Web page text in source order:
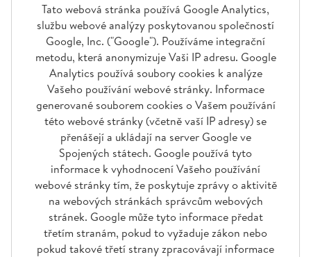
Tato webová stránka používá Google Analytics,
službu webové analýzy poskytovanou společností
Google, Inc. ("Google"). Používáme integrační
metodu, která anonymizuje Vaši IP adresu. Google
Analytics používá soubory cookies k analýze
Vašeho používání webové stránky. Informace
generované souborem cookies o Vašem používání
této webové stránky (včetně vaší IP adresy) se
přenášejí a ukládají na server Google ve
Spojených státech. Google používá tyto
informace k vyhodnocení Vašeho používání
webové stránky tím, že poskytuje zprávy o aktivitě
na webových stránkách správcům webových
stránek. Google může tyto informace předat
třetím stranám, pokud to vyžaduje zákon nebo
pokud takové třetí strany zpracovávají informace